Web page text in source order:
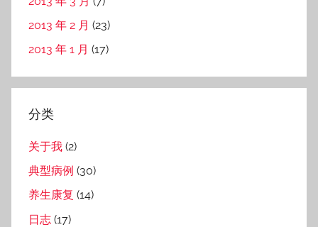
2013 年 2 月 (23)
2013 年 1 月 (17)
分类
关于我 (2)
典型病例 (30)
养生康复 (14)
日志 (17)